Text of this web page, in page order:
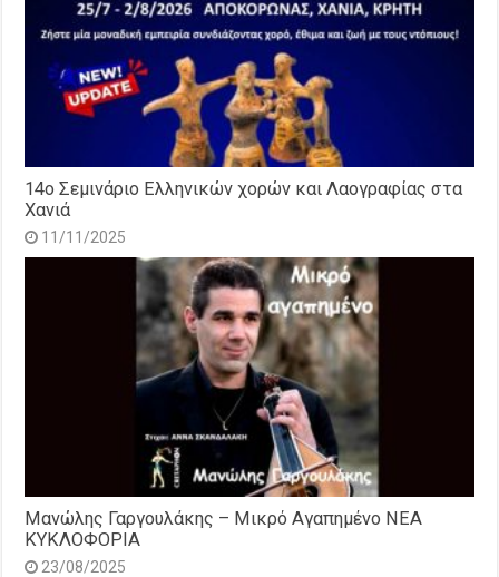
14o Σεμινάριο Ελληνικών χορών και Λαογραφίας στα
Χανιά
11/11/2025
Μανώλης Γαργουλάκης – Μικρό Αγαπημένο NEΑ
ΚΥΚΛΟΦΟΡΙΑ
23/08/2025